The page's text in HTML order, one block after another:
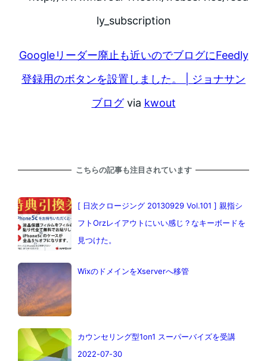
Googleリーダー廃止も近いのでブログにFeedly
登録用のボタンを設置しました。 | ジョナサン
ブログvia kwout
こちらの記事も注目されています
[ 日次クロージング 20130929 Vol.101 ] 親指シ
フトOrzレイアウトにいい感じ？なキーボードを
見つけた。
WixのドメインをXserverへ移管
カウンセリング型1on1 スーパーバイズを受講
2022-07-30